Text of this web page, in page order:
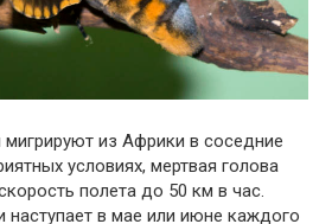
из Африки в соседние
условиях, мертвая голова
полета до 50 км в час.
в мае или июне каждого